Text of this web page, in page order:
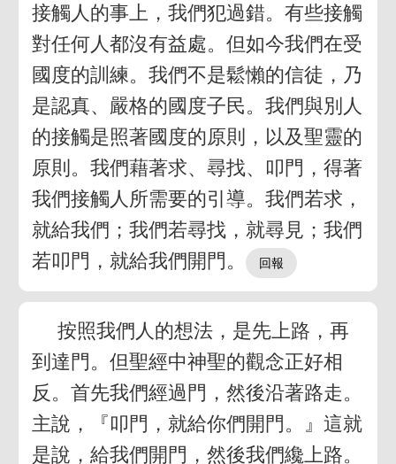
接觸人的事上，我們犯過錯。有些接觸
對任何人都沒有益處。但如今我們在受
國度的訓練。我們不是鬆懶的信徒，乃
是認真、嚴格的國度子民。我們與別人
的接觸是照著國度的原則，以及聖靈的
原則。我們藉著求、尋找、叩門，得著
我們接觸人所需要的引導。我們若求，
就給我們；我們若尋找，就尋見；我們
若叩門，就給我們開門。
按照我們人的想法，是先上路，再
到達門。但聖經中神聖的觀念正好相
反。首先我們經過門，然後沿著路走。
主說，『叩門，就給你們開門。』這就
是說，給我們開門，然後我們纔上路。